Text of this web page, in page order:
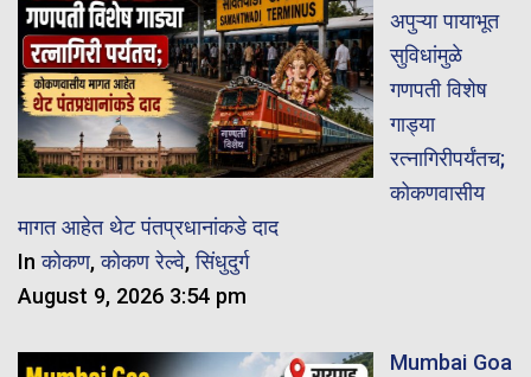
अपुऱ्या पायाभूत
सुविधांमुळे
गणपती विशेष
गाड्या
रत्नागिरीपर्यंतच;
कोकणवासीय
मागत आहेत थेट पंतप्रधानांकडे दाद
Inकोकण,कोकण रेल्वे,सिंधुदुर्ग
August 9, 2026 3:54 pm
Mumbai Goa